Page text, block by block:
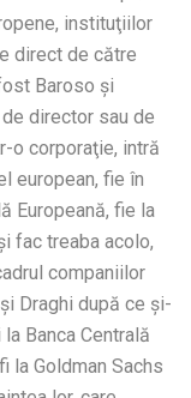
instituţiilor
direct de către
Baroso şi
director sau de
o corporaţie, intră
european, fie în
Europeană, fie la
fac treaba acolo,
companiilor
Draghi după ce şi-
Banca Centrală
la Goldman Sachs